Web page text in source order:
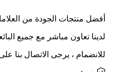
أفضل منتجات الجودة من
لدينا تعاون مباشر مع جميع
للانضمام ، يرجى الاتصال بنا